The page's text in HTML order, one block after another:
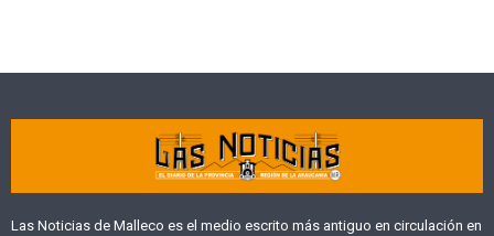
Las Noticias de Malleco es el medio escrito más antiguo en circulación en